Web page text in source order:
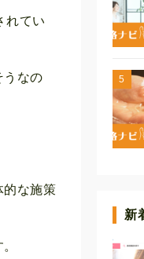
れてい
うなの
的な施策
新